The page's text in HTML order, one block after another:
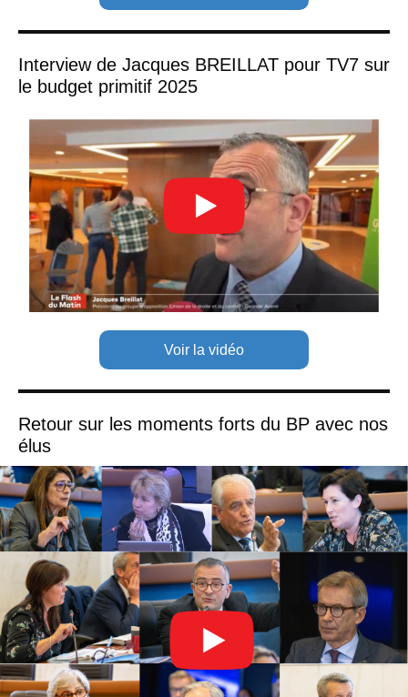
Interview de Jacques BREILLAT pour TV7 sur
le budget primitif 2025
Voir la vidéo
Retour sur les moments forts du BP avec nos
élus